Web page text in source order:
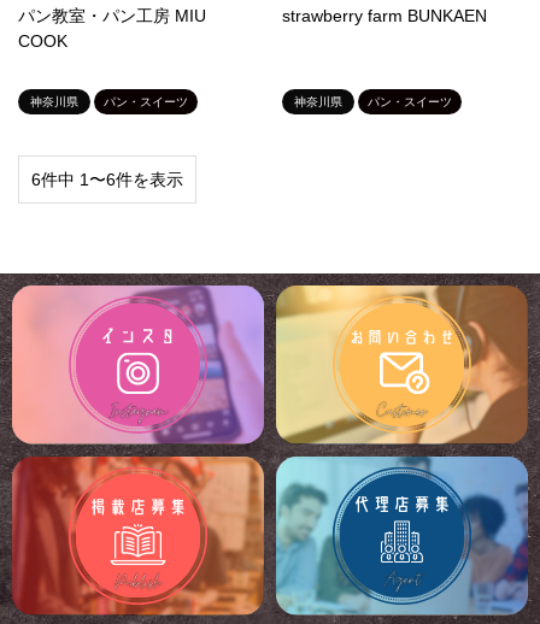
パン教室・パン工房 MIU
COOK
神奈川県 パン・スイーツ
strawberry farm BUNKAEN
神奈川県 パン・スイーツ
6件中 1〜6件を表示